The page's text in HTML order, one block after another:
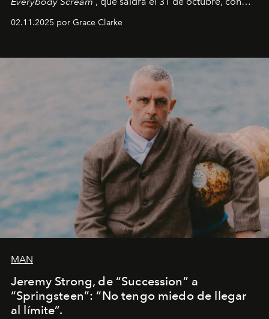
02.11.2025 por Grace Clarke
MAN
Jeremy Strong, de “Succession” a
“Springsteen”: “No tengo miedo de llegar
al límite”.